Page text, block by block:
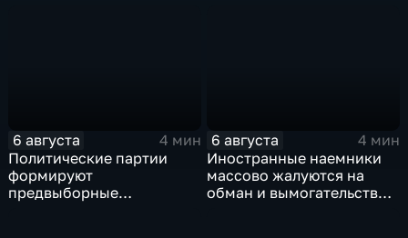
6 августа
4 мин
Политические партии
формируют
предвыборные
6 августа
4 мин
Иностранные наемники
массово жалуются на
обман и вымогательство